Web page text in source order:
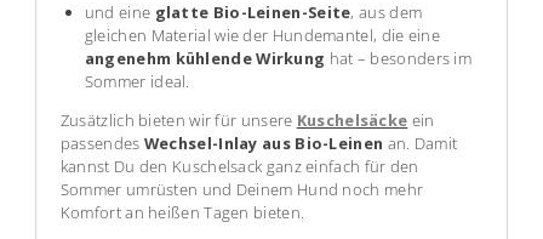
und eine glatte Bio-Leinen-Seite, aus dem
gleichen Material wie der Hundemantel, die eine
angenehm kühlende Wirkung hat – besonders im
Sommer ideal.
Zusätzlich bieten wir für unsere Kuschelsäcke ein
passendes Wechsel-Inlay aus Bio-Leinen an. Damit
kannst Du den Kuschelsack ganz einfach für den
Sommer umrüsten und Deinem Hund noch mehr
Komfort an heißen Tagen bieten.